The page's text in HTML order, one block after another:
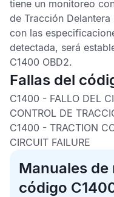
tiene un monitoreo
de Tracción Delantera
con las
detectada, será
C1400 OBD2.
Fallas del
C1400 - FALLO DEL
CONTROL DE
C1400 - TRACTION
CIRCUIT FAILURE
Manuales
código